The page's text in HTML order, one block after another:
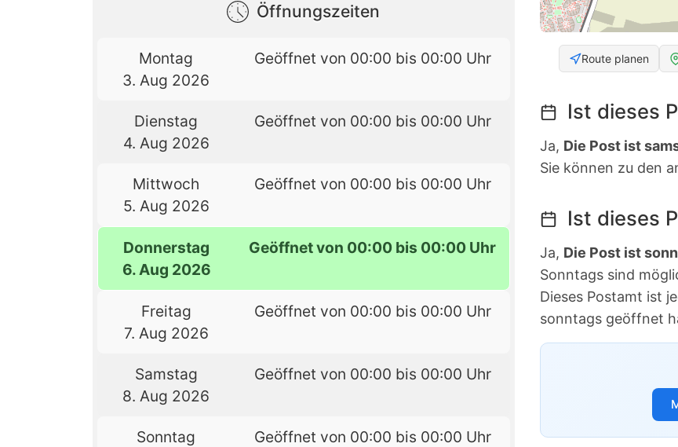
Öffnungszeiten
Montag
3. Aug 2026
Geöffnet von 00:00 bis 00:00 Uhr
Dienstag
4. Aug 2026
Geöffnet von 00:00 bis 00:00 Uhr
Mittwoch
5. Aug 2026
Geöffnet von 00:00 bis 00:00 Uhr
Donnerstag
6. Aug 2026
Geöffnet von 00:00 bis 00:00 Uhr
Freitag
7. Aug 2026
Geöffnet von 00:00 bis 00:00 Uhr
Samstag
8. Aug 2026
Geöffnet von 00:00 bis 00:00 Uhr
Sonntag
Geöffnet von 00:00 bis 00:00 Uhr
Route planen
Ist dieses
Ja, Die Post ist
Sie können zu den
Ist dieses
Ja, Die Post ist
Sonntags sind
Dieses Postamt ist
sonntags geöffnet